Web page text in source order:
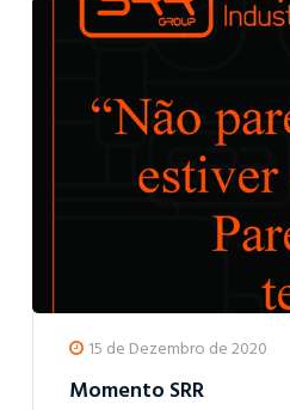
15 de Dezembro de 2020
Momento SRR